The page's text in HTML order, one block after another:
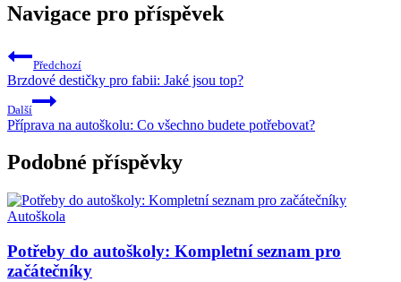
Navigace pro příspěvek
Předchozí
Brzdové destičky pro fabii: Jaké jsou top?
Další
Příprava na autoškolu: Co všechno budete potřebovat?
Podobné příspěvky
Autoškola
Potřeby do autoškoly: Kompletní seznam pro
začátečníky